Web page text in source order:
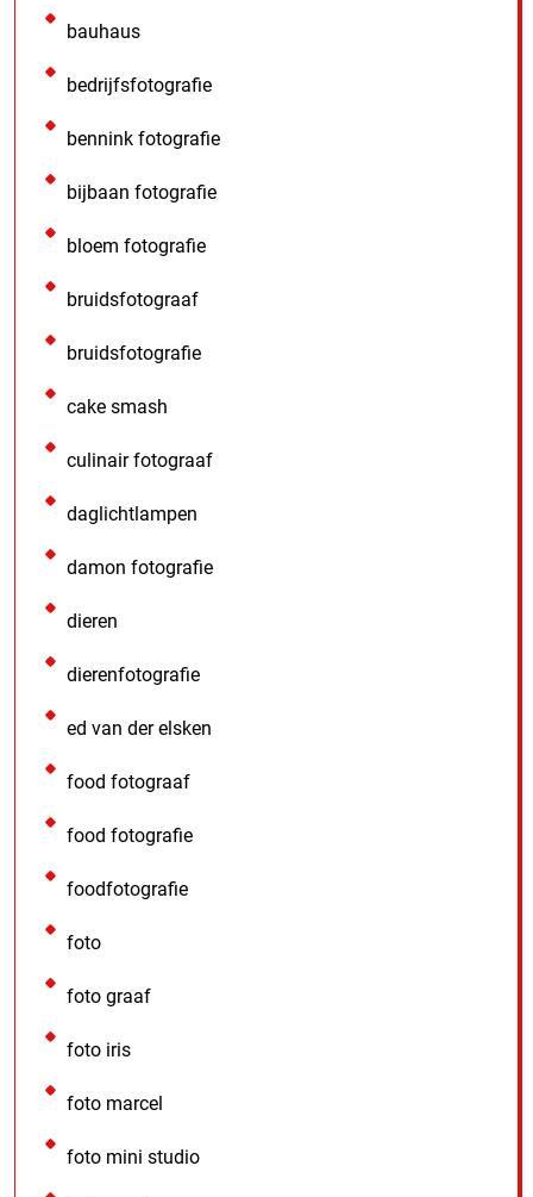
bauhaus
bedrijfsfotografie
bennink fotografie
bijbaan fotografie
bloem fotografie
bruidsfotograaf
bruidsfotografie
cake smash
culinair fotograaf
daglichtlampen
damon fotografie
dieren
dierenfotografie
ed van der elsken
food fotograaf
food fotografie
foodfotografie
foto
foto graaf
foto iris
foto marcel
foto mini studio